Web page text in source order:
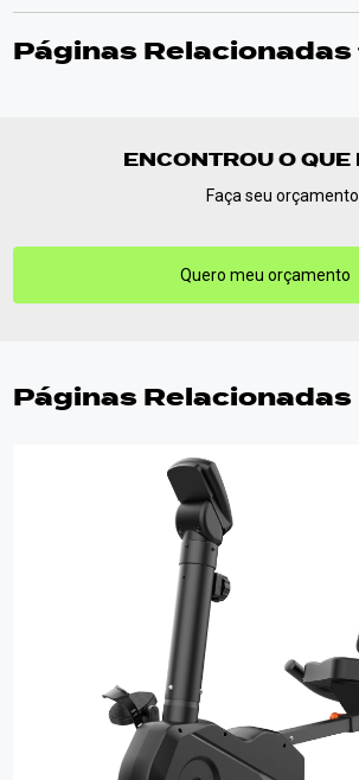
Páginas Relacionadas
ENCONTROU O
Faça seu
Quero meu orçamento
Páginas Relacionadas